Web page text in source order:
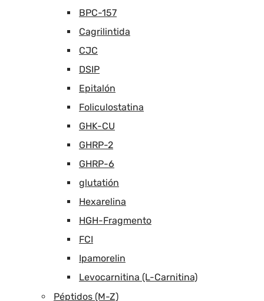
BPC-157
Cagrilintida
CJC
DSIP
Epitalón
Foliculostatina
GHK-CU
GHRP-2
GHRP-6
glutatión
Hexarelina
HGH-Fragmento
FCI
Ipamorelin
Levocarnitina (L-Carnitina)
Péptidos (M-Z)